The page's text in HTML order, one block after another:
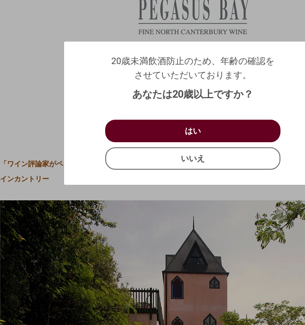
お買い物を続ける カートへ進む
「ワイン評論家がペガサスベイのワインに情熱を持っていないなら、転職を真剣に考えるべきだ」
インカントリー
20歳未満飲酒防止のため、年齢の確認を
させていただいております。
あなたは20歳以上ですか？
はい
いいえ
20歳未満飲酒防止のため、年齢の確認を
させていただいております。
生年月日を入力してください。
確認する
キャンセル
ログアウトします。よろしいですか？
（自動ログインの設定も解除されます。）
はい
いいえ